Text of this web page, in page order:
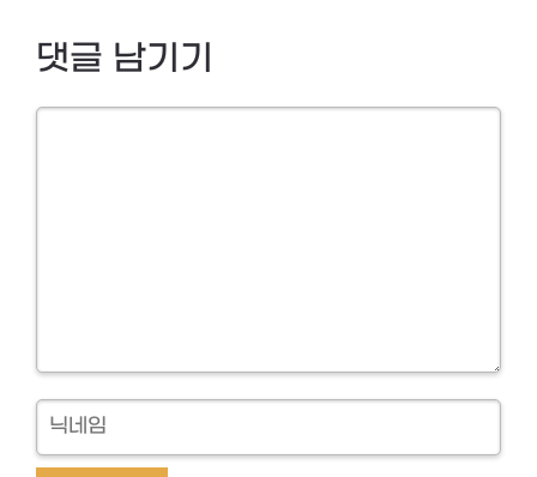
댓글 남기기
닉
네